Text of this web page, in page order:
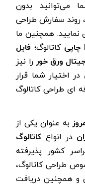
می‌توانید بدون
روند سفارش طراحی
نمایید. همچنین ما
کاتالوگ؛ فایل
ورق خوررا نیز
در اختیار شما قرار
ای طراحی کاتالوگ
به عنوان یکی از
در انواع کاتالوگ
کشور پذیرفته
طراحی کاتالوگ،
و همچنین دریافت